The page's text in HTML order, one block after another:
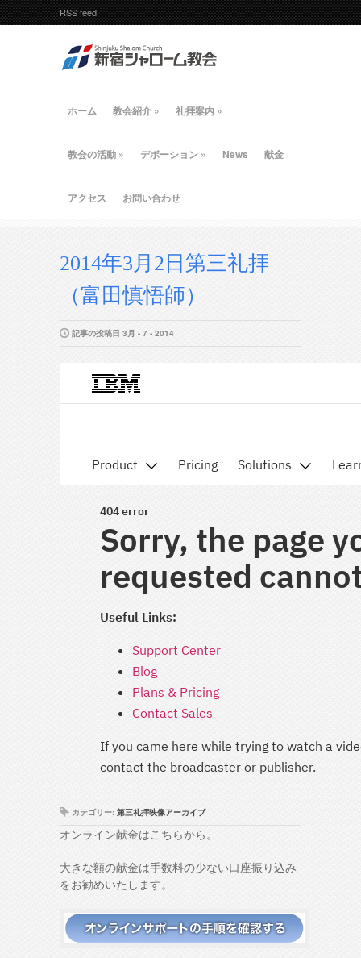
RSS feed
ホーム 教会紹介 » 礼拝案内 »
教会の活動 » デボーション » News 献金
アクセス お問い合わせ
2014年3月2日第三礼拝
（富田慎悟師）
記事の投稿日 3月 - 7 - 2014
カテゴリー: 第三礼拝映像アーカイブ
オンライン献金はこちらから。
大きな額の献金は手数料の少ない口座振り込み
をお勧めいたします。